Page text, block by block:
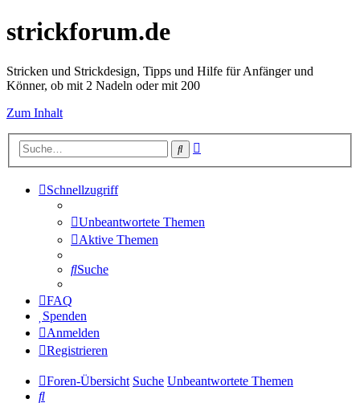
strickforum.de
Stricken und Strickdesign, Tipps und Hilfe für Anfänger und
Könner, ob mit 2 Nadeln oder mit 200
Zum Inhalt
Suche
Schnellzugriff
Unbeantwortete Themen
Aktive Themen
Suche
FAQ
Spenden
Anmelden
Registrieren
Foren-Übersicht Suche Unbeantwortete Themen
Suche